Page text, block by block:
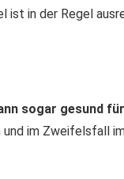
ist in der Regel
sogar gesund
im Zweifelsfall